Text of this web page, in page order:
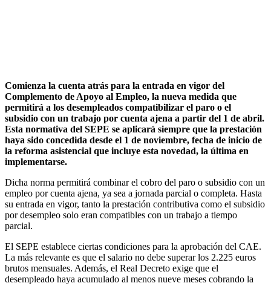
Comienza la cuenta atrás para la entrada en vigor del
Complemento de Apoyo al Empleo, la nueva medida que
permitirá a los desempleados compatibilizar el paro o el
subsidio con un trabajo por cuenta ajena a partir del 1 de abril.
Esta normativa del SEPE se aplicará siempre que la prestación
haya sido concedida desde el 1 de noviembre, fecha de inicio de
la reforma asistencial que incluye esta novedad, la última en
implementarse.
Dicha norma permitirá combinar el cobro del paro o subsidio con un
empleo por cuenta ajena, ya sea a jornada parcial o completa. Hasta
su entrada en vigor, tanto la prestación contributiva como el subsidio
por desempleo solo eran compatibles con un trabajo a tiempo
parcial.
El SEPE establece ciertas condiciones para la aprobación del CAE.
La más relevante es que el salario no debe superar los 2.225 euros
brutos mensuales. Además, el Real Decreto exige que el
desempleado haya acumulado al menos nueve meses cobrando la